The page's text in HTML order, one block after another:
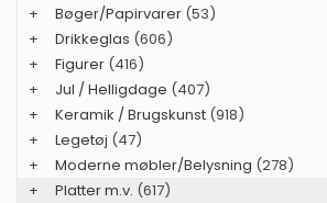
+
Bøger/Papirvarer (53)
+
Drikkeglas (606)
+
Figurer (416)
+
Jul / Helligdage (407)
+
Keramik / Brugskunst (918)
+
Legetøj (47)
+
Moderne møbler/Belysning (278)
+
Platter m.v. (617)